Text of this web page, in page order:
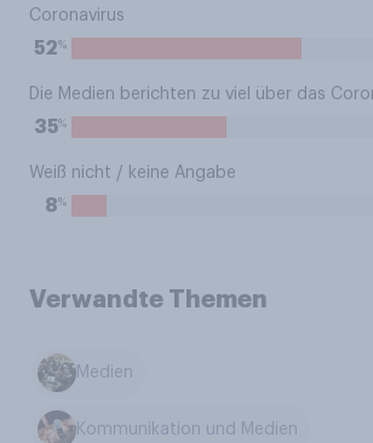
Coronavirus
52%
Die Medien berichten zu viel über das
35%
Weiß nicht / keine Angabe
8%
Verwandte Themen
Medien
Kommunikation und Medien